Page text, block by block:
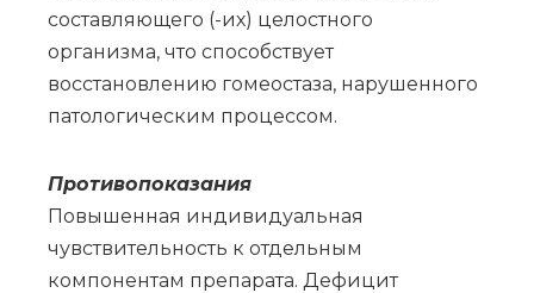
составляющего (-их) целостного
организма, что способствует
восстановлению гомеостаза, нарушенного
патологическим процессом.
Противопоказания
Повышенная индивидуальная
чувствительность к отдельным
компонентам препарата. Дефицит